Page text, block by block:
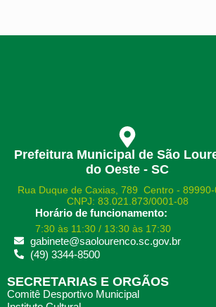
Prefeitura Municipal de São
do Oeste - SC
Rua Duque de Caxias, 789 Centro -
CNPJ: 83.021.873/0001-08
Horário de funcionamento:
7:30 às 11:30 / 13:30 às 17:30
gabinete@saolourenco.sc.gov.br
(49) 3344-8500
SECRETARIAS E ORGÃOS
Comitê Desportivo Municipal